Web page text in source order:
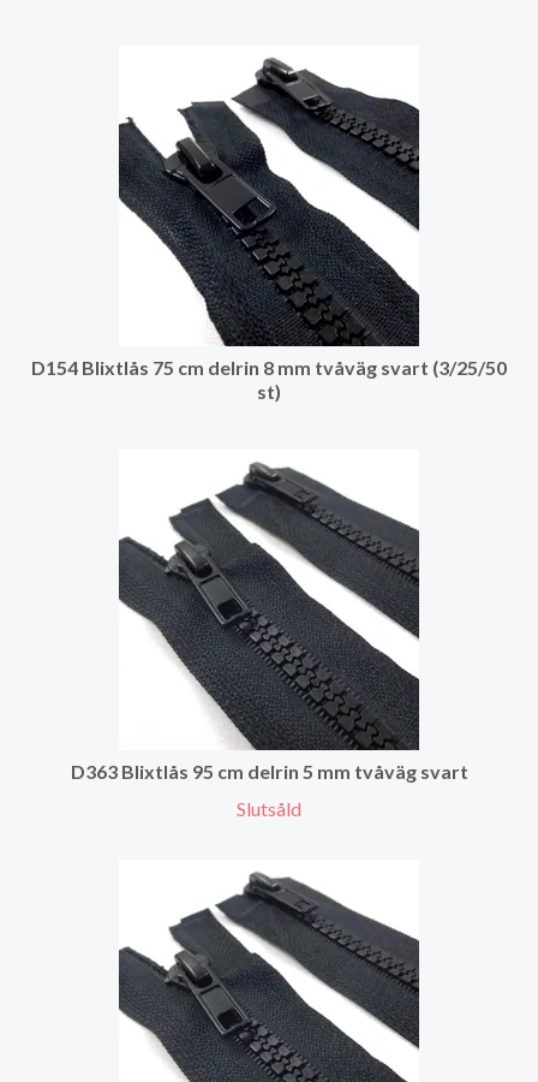
D154 Blixtlås 75 cm delrin 8 mm tvåväg svart (3/25/50
st)
D363 Blixtlås 95 cm delrin 5 mm tvåväg svart
Slutsåld